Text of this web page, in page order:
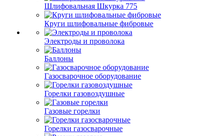
Шлифовальная Шкурка 775
Круги шлифовальные фибровые
Электроды и проволока
Баллоны
Газосварочное оборудование
Горелки газовоздушные
Газовые горелки
Горелки газосварочные